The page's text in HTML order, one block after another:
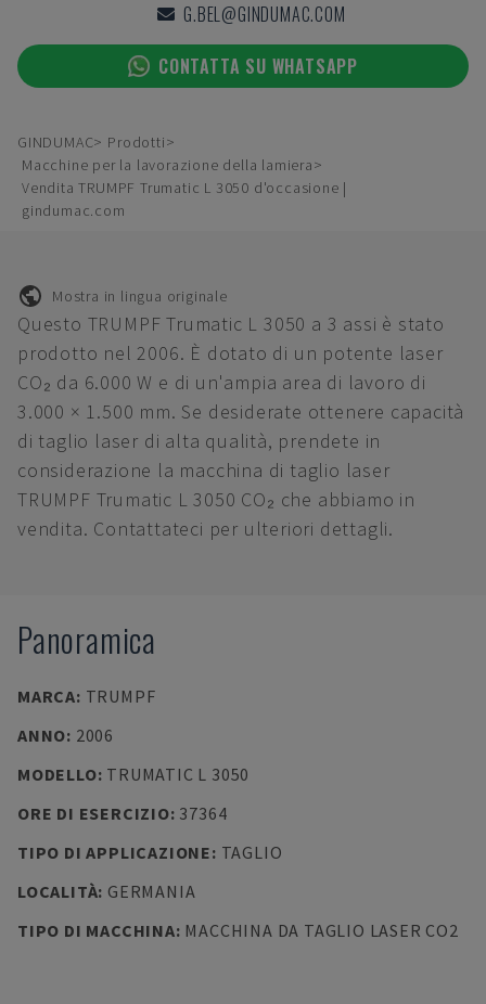
G.BEL@GINDUMAC.COM
CONTATTA SU WHATSAPP
GINDUMAC
Prodotti
Macchine per la lavorazione della lamiera
Vendita TRUMPF Trumatic L 3050 d'occasione |
gindumac.com
Mostra in lingua originale
Questo TRUMPF Trumatic L 3050 a 3 assi è stato
prodotto nel 2006. È dotato di un potente laser
CO₂ da 6.000 W e di un'ampia area di lavoro di
3.000 × 1.500 mm. Se desiderate ottenere capacità
di taglio laser di alta qualità, prendete in
considerazione la macchina di taglio laser
TRUMPF Trumatic L 3050 CO₂ che abbiamo in
vendita. Contattateci per ulteriori dettagli.
Panoramica
MARCA: TRUMPF
ANNO: 2006
MODELLO: TRUMATIC L 3050
ORE DI ESERCIZIO: 37364
TIPO DI APPLICAZIONE: TAGLIO
LOCALITÀ: GERMANIA
TIPO DI MACCHINA: MACCHINA DA TAGLIO LASER CO2